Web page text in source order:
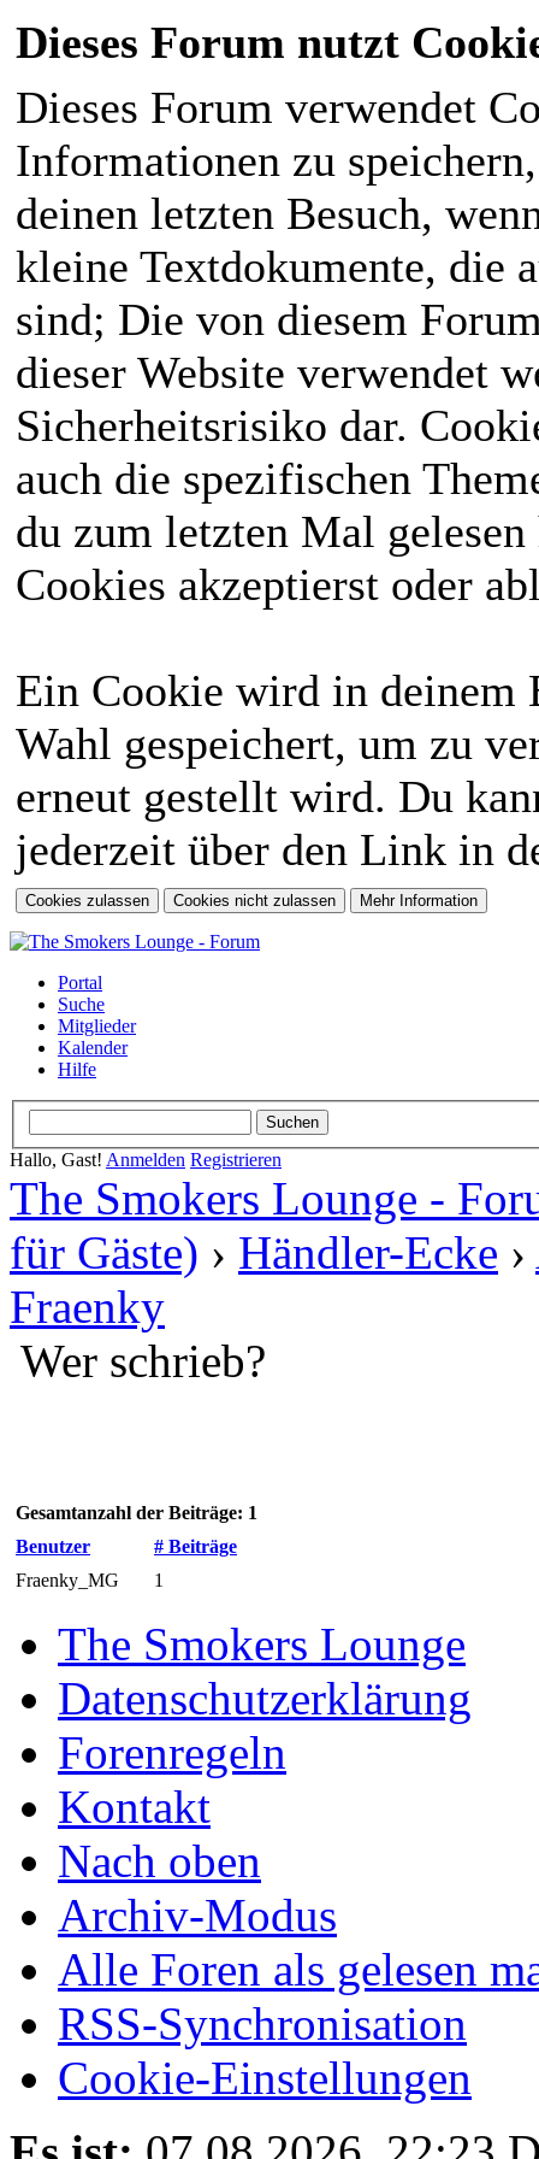
Dieses Forum nutzt
Dieses Forum verwendet
Informationen zu
deinen letzten Besuch,
kleine Textdokumente, die
sind; Die von diesem
dieser Website verwendet
Sicherheitsrisiko dar.
auch die spezifischen
du zum letzten Mal
Cookies akzeptierst oder
Ein Cookie wird in deinem
Wahl gespeichert, um zu
erneut gestellt wird. Du
jederzeit über den Link in
Portal
Suche
Mitglieder
Kalender
Hilfe
Hallo, Gast! Anmelden Registrieren
The Smokers Lounge -
für Gäste) › Händler-Ecke ›
Fraenky
Wer schrieb?
Gesamtanzahl der Beiträge: 1
Benutzer
# Beiträge
Fraenky_MG
1
The Smokers Lounge
Datenschutzerklärung
Forenregeln
Kontakt
Nach oben
Archiv-Modus
Alle Foren als gelesen
RSS-Synchronisation
Cookie-Einstellungen